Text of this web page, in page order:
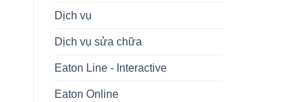
Dịch vụ
Dịch vụ sửa chữa
Eaton Line - Interactive
Eaton Online